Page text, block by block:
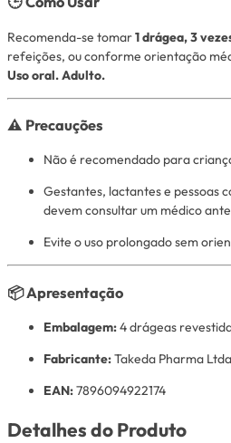
Recomenda-se tomar1 drágea, 3
refeições, ou conforme orientação
Uso oral. Adulto.
⚠️ Precauções
Não é recomendado para
Gestantes, lactantes e pessoas
devem consultar um médico
Evite o uso prolongado sem
📦Apresentação
Embalagem:4 drágeas
Fabricante:Takeda Pharma
EAN:7896094922174
Detalhes do Produto